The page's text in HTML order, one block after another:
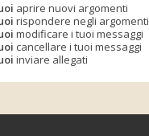
aprire nuovi argomenti
rispondere negli argomenti
modificare i tuoi messaggi
cancellare i tuoi messaggi
inviare allegati